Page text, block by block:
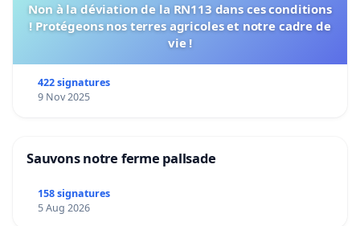
Non à la déviation de la RN113 dans ces conditions
! Protégeons nos terres agricoles et notre cadre de
vie !
422 signatures
9 Nov 2025
Sauvons notre ferme pallsade
158 signatures
5 Aug 2026